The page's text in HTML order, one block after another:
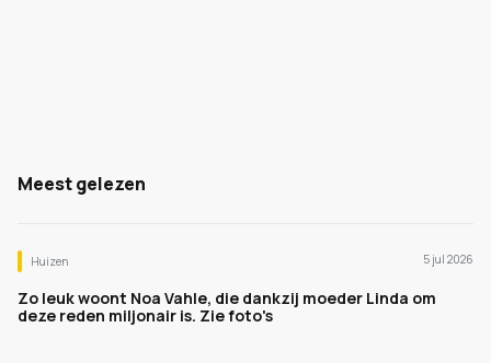
Meest gelezen
Huizen 5 jul 2026
Zo leuk woont Noa Vahle, die dankzij moeder Linda om
deze reden miljonair is. Zie foto's